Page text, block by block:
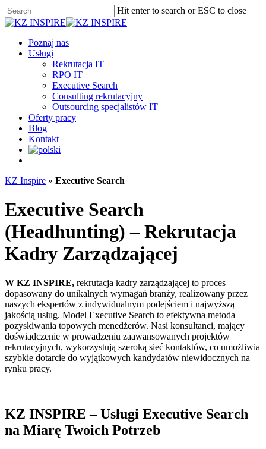
Skip
to
content
Hit enter to search or ESC to close
Close
Menu
Poznaj nas
Usługi
Rekrutacja IT
RPO IT
Executive Search
Consulting rekrutacyjny
Outsourcing specjalistów IT
Oferty pracy
Blog
Kontakt
KZ Inspire » Executive Search
Executive Search
(Headhunting) – Rekrutacja
Kadry Zarządzającej
W KZ INSPIRE, rekrutacja kadry zarządzającej to proces
dopasowany do unikalnych wymagań branży, realizowany przez
naszych ekspertów z indywidualnym podejściem i najwyższą
jakością usług. Model Executive Search to efektywna metoda
pozyskiwania topowych menedżerów. Nasi konsultanci, mający
doświadczenie w prowadzeniu zaawansowanych projektów
rekrutacyjnych, wykorzystują szeroką sieć kontaktów, co umożliwia
szybkie dotarcie do wyjątkowych kandydatów niewidocznych na
rynku pracy.
KZ INSPIRE – Usługi Executive Search
na Miarę Twoich Potrzeb